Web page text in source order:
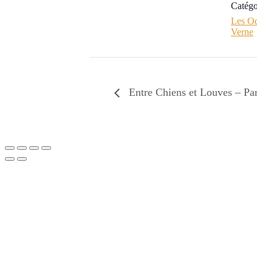
Les
Verne
Entre Chiens et Louves –